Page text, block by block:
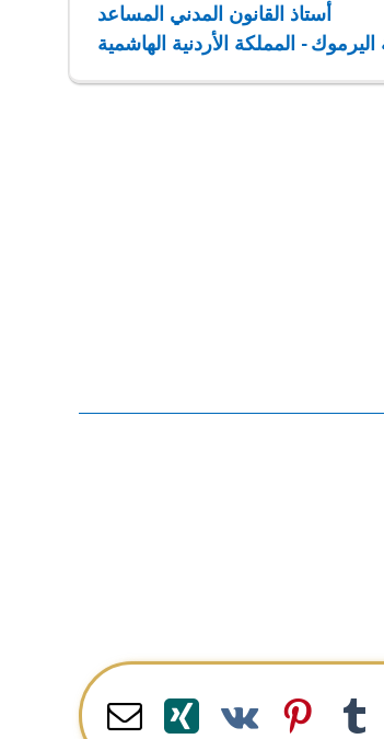
أستاذ القانون المدني المساعد
- المملكة الأردنية الهاشمية
Tumblr
Pinterest
Vk
Xing
Email